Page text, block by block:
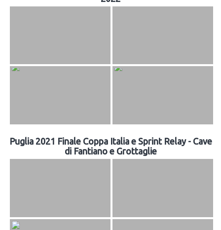
Puglia 2021 Finale Coppa Italia e Sprint Relay - Cave
di Fantiano e Grottaglie